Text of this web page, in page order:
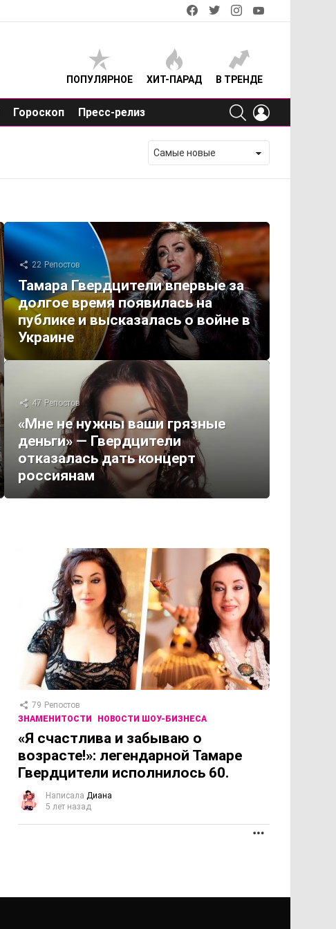
facebooktwitterinstagram
ПОПУЛЯРНОЕ ХИТ-ПАРАД В ТРЕНДЕ
Гороскоп Пресс-релиз
SEARCH
22 Репостов
Тамара Гвердцители впервые за
долгое время появилась на
публике и высказалась о войне в
Украине
47 Репостов
«Мне не нужны ваши грязные
деньги» — Гвердцители
отказалась дать концерт
россиянам
79 Репостов
ЗНАМЕНИТОСТИ
НОВОСТИ ШОУ-БИЗНЕСА
«Я счастлива и забываю о
возрасте!»: легендарной Тамаре
Гвердцители исполнилось 60.
Написала Диана
5 лет назад